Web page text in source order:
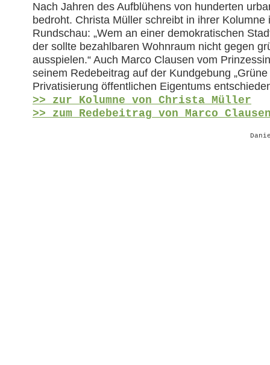
Nach Jahren des Aufblühens von hunderten
bedroht. Christa Müller schreibt in ihrer Kolumne
Rundschau: „Wem an einer demokratischen
der sollte bezahlbaren Wohnraum nicht gegen
ausspielen.“ Auch Marco Clausen vom
seinem Redebeitrag auf der Kundgebung
Privatisierung öffentlichen Eigentums
>> zur Kolumne von Christa Müller
>> zum Redebeitrag von Marco